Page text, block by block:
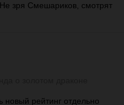
зря Смешариков, смотрят
рейтинг отдельно